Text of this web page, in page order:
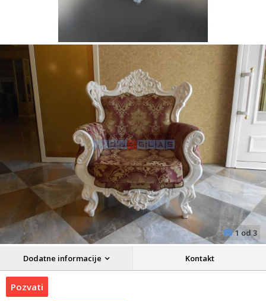
1 od3
Dodatne informacije Kontakt
Pozvati